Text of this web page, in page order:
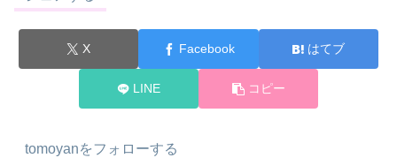
X Facebook はてブ
LINE コピー
tomoyanをフォローする